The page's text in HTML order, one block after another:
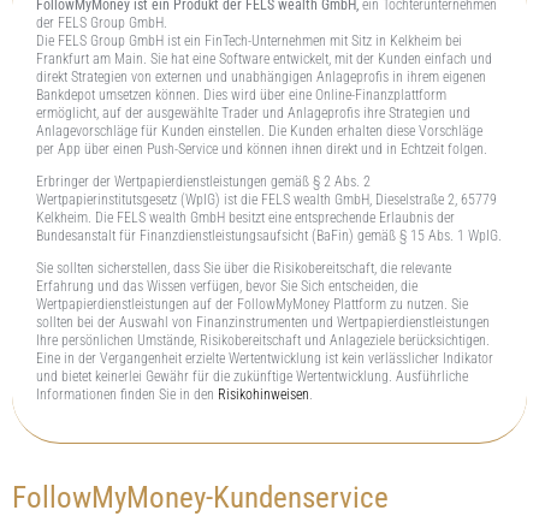
FollowMyMoney ist ein Produkt der FELS wealth GmbH,ein Tochterunternehmen
der FELS Group GmbH.
Die FELS Group GmbH ist ein FinTech-Unternehmen mit Sitz in Kelkheim bei
Frankfurt am Main. Sie hat eine Software entwickelt, mit der Kunden einfach und
direkt Strategien von externen und unabhängigen Anlageprofis in ihrem eigenen
Bankdepot umsetzen können. Dies wird über eine Online-Finanzplattform
ermöglicht, auf der ausgewählte Trader und Anlageprofis ihre Strategien und
Anlagevorschläge für Kunden einstellen. Die Kunden erhalten diese Vorschläge
per App über einen Push-Service und können ihnen direkt und in Echtzeit folgen.
Erbringer der Wertpapierdienstleistungen gemäß § 2 Abs. 2
Wertpapierinstitutsgesetz (WpIG) ist die FELS wealth GmbH, Dieselstraße 2, 65779
Kelkheim. Die FELS wealth GmbH besitzt eine entsprechende Erlaubnis der
Bundesanstalt für Finanzdienstleistungsaufsicht (BaFin) gemäß § 15 Abs. 1 WpIG.
Sie sollten sicherstellen, dass Sie über die Risikobereitschaft, die relevante
Erfahrung und das Wissen verfügen, bevor Sie Sich entscheiden, die
Wertpapierdienstleistungen auf der FollowMyMoney Plattform zu nutzen. Sie
sollten bei der Auswahl von Finanzinstrumenten und Wertpapierdienstleistungen
Ihre persönlichen Umstände, Risikobereitschaft und Anlageziele berücksichtigen.
Eine in der Vergangenheit erzielte Wertentwicklung ist kein verlässlicher Indikator
und bietet keinerlei Gewähr für die zukünftige Wertentwicklung. Ausführliche
Informationen finden Sie in den Risikohinweisen.
FollowMyMoney-Kundenservice